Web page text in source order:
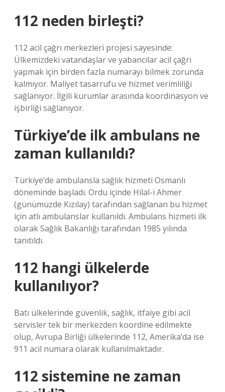
112 neden birleşti?
112 acil çağrı merkezleri projesi sayesinde:
Ülkemizdeki vatandaşlar ve yabancılar acil çağrı
yapmak için birden fazla numarayı bilmek zorunda
kalmıyor. Maliyet tasarrufu ve hizmet verimliliği
sağlanıyor. İlgili kurumlar arasında koordinasyon ve
işbirliği sağlanıyor.
Türkiye’de ilk ambulans ne
zaman kullanıldı?
Türkiye’de ambulansla sağlık hizmeti Osmanlı
döneminde başladı. Ordu içinde Hilal-i Ahmer
(günümüzde Kızılay) tarafından sağlanan bu hizmet
için atlı ambulanslar kullanıldı. Ambulans hizmeti ilk
olarak Sağlık Bakanlığı tarafından 1985 yılında
tanıtıldı.
112 hangi ülkelerde
kullanılıyor?
Batı ülkelerinde güvenlik, sağlık, itfaiye gibi acil
servisler tek bir merkezden koordine edilmekte
olup, Avrupa Birliği ülkelerinde 112, Amerika’da ise
911 acil numara olarak kullanılmaktadır.
112 sistemine ne zaman